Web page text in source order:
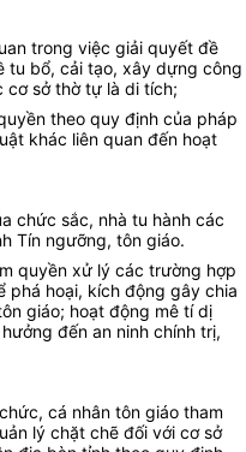
trong việc giải quyết đề
tu bổ, cải tạo, xây dựng công
cơ sở thờ tự là di tích;
theo quy định của pháp
khác liên quan đến hoạt
chức sắc, nhà tu hành các
Tín ngưỡng, tôn giáo.
quyền xử lý các trường hợp
phá hoại, kích động gây chia
giáo; hoạt động mê tí dị
đến an ninh chính trị,
cá nhân tôn giáo tham
lý chặt chẽ đối với cơ sở